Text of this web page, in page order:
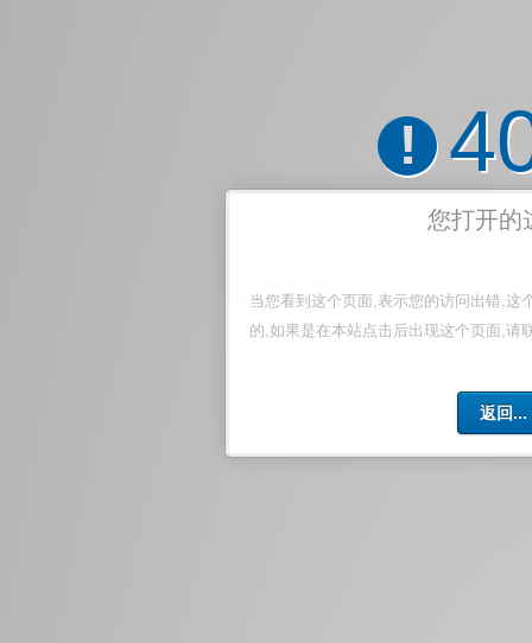
!
您打开的
当您看到这个页面,表示您的访问出错,这
的,如果是在本站点击后出现这个页面,请
返回...